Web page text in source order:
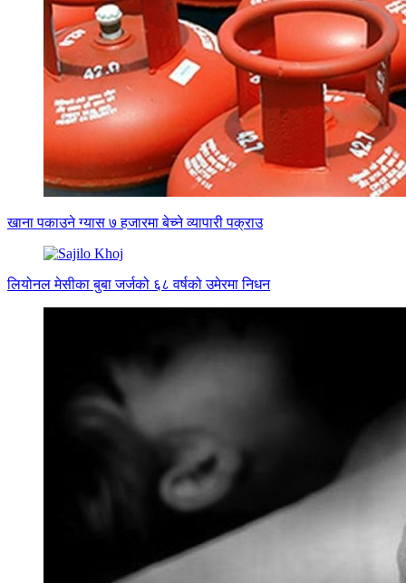
खाना पकाउने ग्यास ७ हजारमा बेच्ने व्यापारी पक्राउ
लियोनल मेसीका बुबा जर्जको ६८ वर्षको उमेरमा निधन